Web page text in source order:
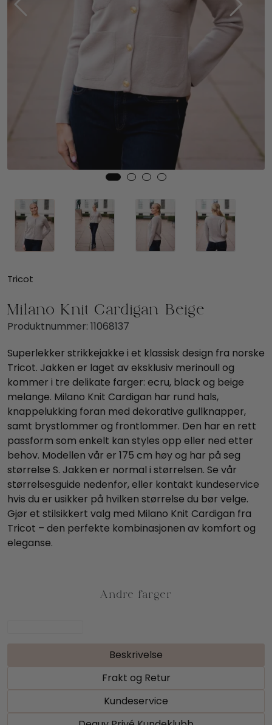
Tricot
Produktnummer: 11068137
Superlekker strikkejakke i et klassisk design fra norske
Tricot. Jakken er laget av eksklusiv merinoull og
kommer i tre delikate farger: ecru, black og beige
melange. Milano Knit Cardigan har rund hals,
knappelukking foran med dekorative gullknapper,
samt brystlommer og frontlommer. Den har en rett
passform som enkelt kan styles opp eller ned etter
behov. Modellen vår er 175 cm høy og har på seg
størrelse S. Jakken er normal i størrelsen. Se vår
størrelsesguide nedenfor, eller kontakt kundeservice
hvis du er usikker på hvilken størrelse du bør velge.
Gjør et stilsikkert valg med Milano Knit Cardigan fra
Tricot – den perfekte kombinasjonen av komfort og
eleganse.
Beskrivelse
Frakt og Retur
Kundeservice
Skjørt